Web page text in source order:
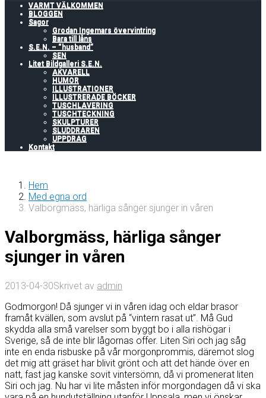
VARMT VÄLKOMMEN
BLOGGEN
Sagor
Grodan Ingemars övervintring
Bara till låns
S.E.N. – “husband”
SEN
Litet Bildgalleri S.E.N.
AKVARELL
HUMOR
ILLUSTRATIONER
ILLUSTRERADE BÖCKER
TUSCHLAVERING
TUSCHTECKNING
SKULPTURER
SLUDDRAREN
UPPDRAG
Kontakt
Hem
Med egna ord
Valborgmäss, härliga sånger sjunger in våren
Valborgmäss, härliga sånger
sjunger in våren
2013-04-30Skrivet av admin
Godmorgon! Då sjunger vi in våren idag och eldar brasor
framåt kvällen, som avslut på “vintern rasat ut”. Må Gud
skydda alla små varelser som byggt bo i alla rishögar i
Sverige, så de inte blir lågornas offer. Liten Siri och jag såg
inte en enda risbuske på vår morgonprommis, däremot slog
det mig att gräset har blivit grönt och att det hände över en
natt, fast jag kanske sovit vintersömn, då vi promenerat liten
Siri och jag. Nu har vi lite måsten inför morgondagen då vi ska